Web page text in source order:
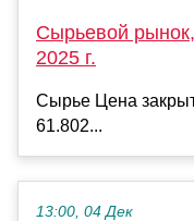
Сырьевой
2025 г.
Сырье Цена
61.802...
13:00, 04 Дек